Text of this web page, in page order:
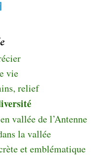
vie
relief
vallée de l’Antenne
la vallée
et emblématique